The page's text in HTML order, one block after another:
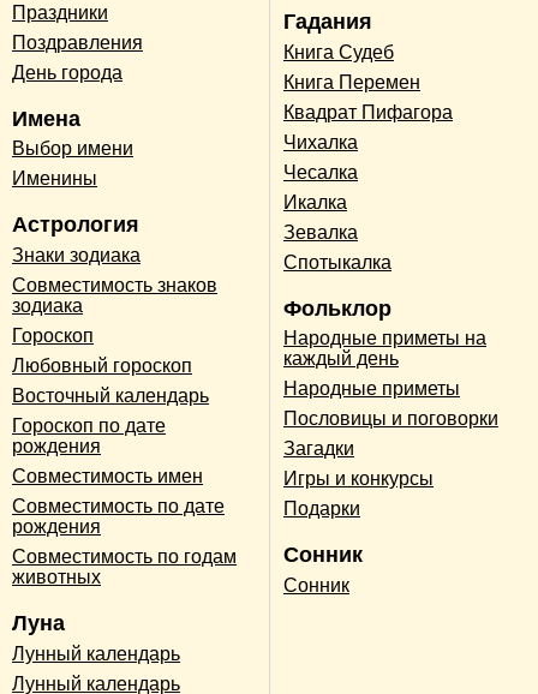
Праздники
Поздравления
День города
Имена
Выбор имени
Именины
Астрология
Знаки зодиака
Совместимость знаков
зодиака
Гороскоп
Любовный гороскоп
Восточный календарь
Гороскоп по дате
рождения
Совместимость имен
Совместимость по дате
рождения
Совместимость по годам
животных
Луна
Лунный календарь
Лунный календарь
Гадания
Книга Судеб
Книга Перемен
Квадрат Пифагора
Чихалка
Чесалка
Икалка
Зевалка
Спотыкалка
Фольклор
Народные приметы на
каждый день
Народные приметы
Пословицы и поговорки
Загадки
Игры и конкурсы
Подарки
Сонник
Сонник